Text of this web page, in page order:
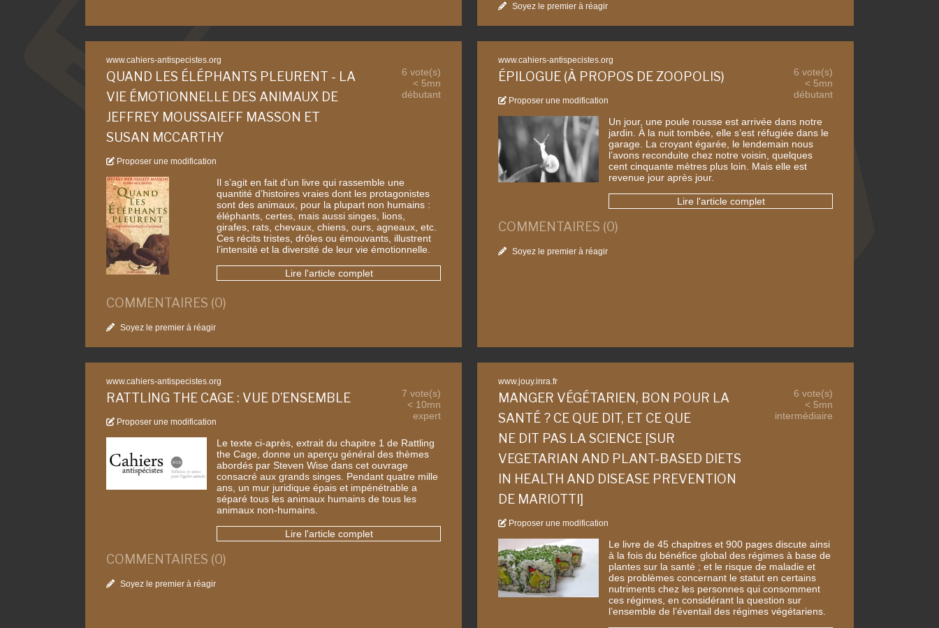
Soyez le premier à réagir
www.cahiers-antispecistes.org
QUAND LES ÉLÉPHANTS PLEURENT - LA
VIE ÉMOTIONNELLE DES ANIMAUX DE
JEFFREY MOUSSAIEFF MASSON ET
SUSAN MCCARTHY
Proposer une modification
6 vote(s)
< 5mn
débutant
Il s’agit en fait d’un livre qui rassemble une
quantité d’histoires vraies dont les protagonistes
sont des animaux, pour la plupart non humains :
éléphants, certes, mais aussi singes, lions,
girafes, rats, chevaux, chiens, ours, agneaux, etc.
Ces récits tristes, drôles ou émouvants, illustrent
l’intensité et la diversité de leur vie émotionnelle.
Lire l'article complet
COMMENTAIRES (0)
Soyez le premier à réagir
www.cahiers-antispecistes.org
ÉPILOGUE (À PROPOS DE ZOOPOLIS)
Proposer une modification
6 vote(s)
< 5mn
débutant
Un jour, une poule rousse est arrivée dans notre
jardin. À la nuit tombée, elle s’est réfugiée dans le
garage. La croyant égarée, le lendemain nous
l’avons reconduite chez notre voisin, quelques
cent cinquante mètres plus loin. Mais elle est
revenue jour après jour.
Lire l'article complet
COMMENTAIRES (0)
Soyez le premier à réagir
www.cahiers-antispecistes.org
RATTLING THE CAGE : VUE D’ENSEMBLE
Proposer une modification
7 vote(s)
< 10mn
expert
Le texte ci-après, extrait du chapitre 1 de Rattling
the Cage, donne un aperçu général des thèmes
abordés par Steven Wise dans cet ouvrage
consacré aux grands singes. Pendant quatre mille
ans, un mur juridique épais et impénétrable a
séparé tous les animaux humains de tous les
animaux non-humains.
Lire l'article complet
COMMENTAIRES (0)
Soyez le premier à réagir
www.jouy.inra.fr
MANGER VÉGÉTARIEN, BON POUR LA
SANTÉ ? CE QUE DIT, ET CE QUE
NE DIT PAS LA SCIENCE [SUR
VEGETARIAN AND PLANT-BASED DIETS
IN HEALTH AND DISEASE PREVENTION
DE MARIOTTI]
Proposer une modification
6 vote(s)
< 5mn
intermédiaire
Le livre de 45 chapitres et 900 pages discute ainsi
à la fois du bénéfice global des régimes à base de
plantes sur la santé ; et le risque de maladie et
des problèmes concernant le statut en certains
nutriments chez les personnes qui consomment
ces régimes, en considérant la question sur
l’ensemble de l’éventail des régimes végétariens.